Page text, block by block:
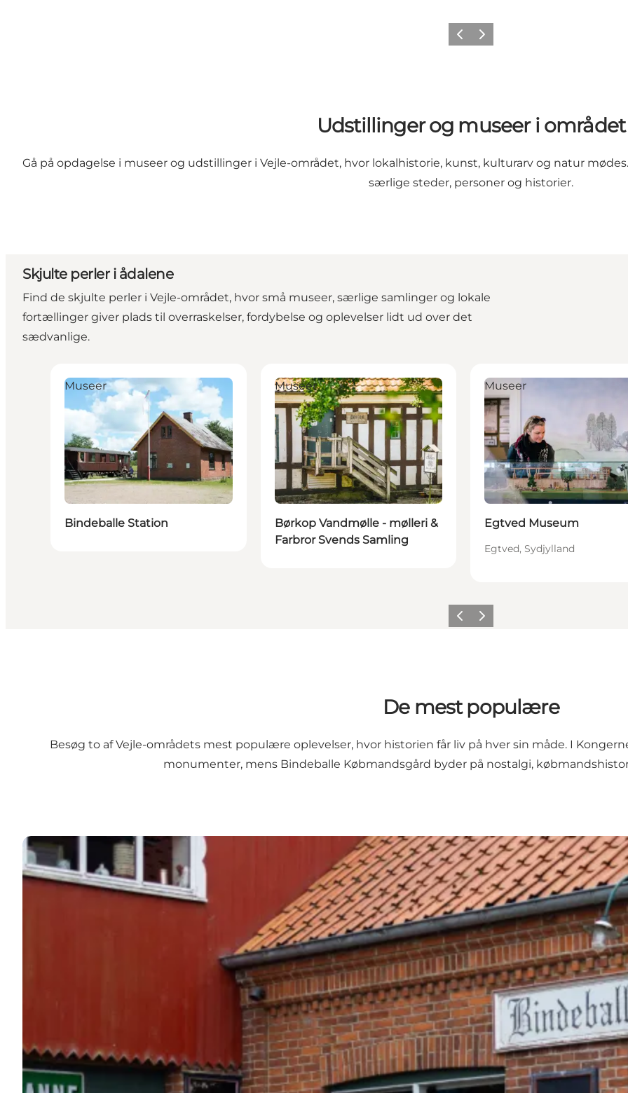
ForrigeNæste
Udstillinger og museer i området
Gå på opdagelse i museer og udstillinger i Vejle-området, hvor lokalhistorie, kunst, kulturarv og natur
særlige steder, personer og historier.
Skjulte perler i ådalene
Find de skjulte perler i Vejle-området, hvor små museer, særlige samlinger og lokale
fortællinger giver plads til overraskelser, fordybelse og oplevelser lidt ud over det
sædvanlige.
Museer
Bindeballe Station
Museer
Børkop Vandmølle - mølleri &
Farbror Svends Samling
Museer
Egtved Museum
Egtved, Sydjylland
ForrigeNæste
De mest populære
Besøg to af Vejle-områdets mest populære oplevelser, hvor historien får liv på hver sin måde. I
monumenter, mens Bindeballe Købmandsgård byder på nostalgi,
Opdag den fine gamle købmandsgård